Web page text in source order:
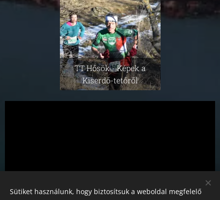
TT Hősök - Képek a
Kiserdő-tetőről
Sütiket használunk, hogy biztosítsuk a weboldal megfelelő